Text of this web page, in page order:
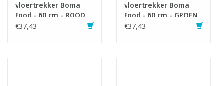
vloertrekker Boma
Food - 60 cm - ROOD
€37,43
vloertrekker Boma
Food - 60 cm - GROEN
€37,43